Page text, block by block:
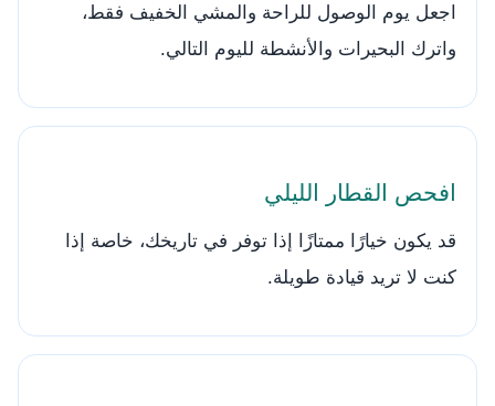
اجعل يوم الوصول للراحة والمشي الخفيف فقط،
واترك البحيرات والأنشطة لليوم التالي.
افحص القطار الليلي
قد يكون خيارًا ممتازًا إذا توفر في تاريخك، خاصة إذا
كنت لا تريد قيادة طويلة.